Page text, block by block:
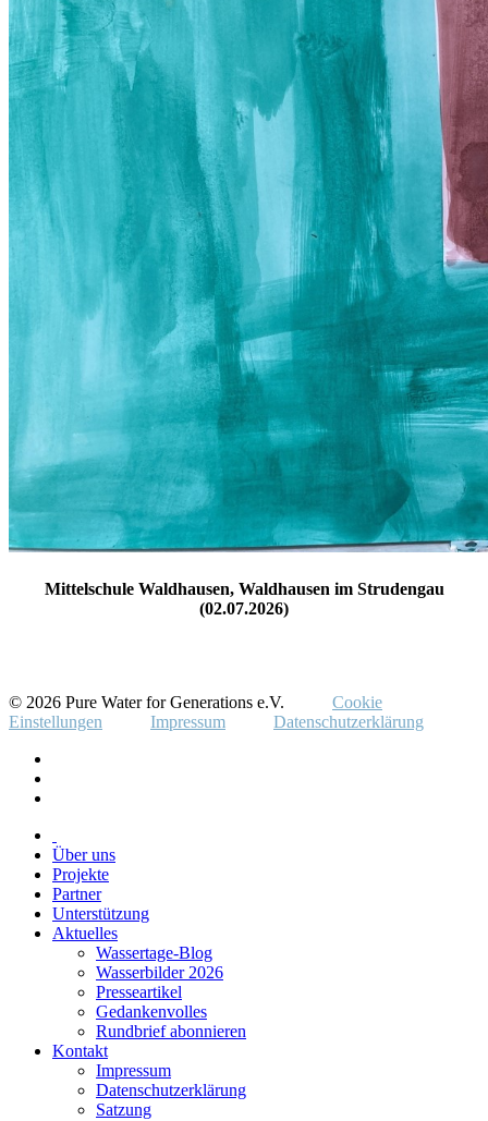
Mittelschule Waldhausen, Waldhausen im Strudengau
(02.07.2026)
© 2026 Pure Water for Generations e.V.
Cookie
Einstellungen
Impressum Datenschutzerklärung
Über uns
Projekte
Partner
Unterstützung
Aktuelles
Wassertage-Blog
Wasserbilder 2026
Presseartikel
Gedankenvolles
Rundbrief abonnieren
Kontakt
Impressum
Datenschutzerklärung
Satzung